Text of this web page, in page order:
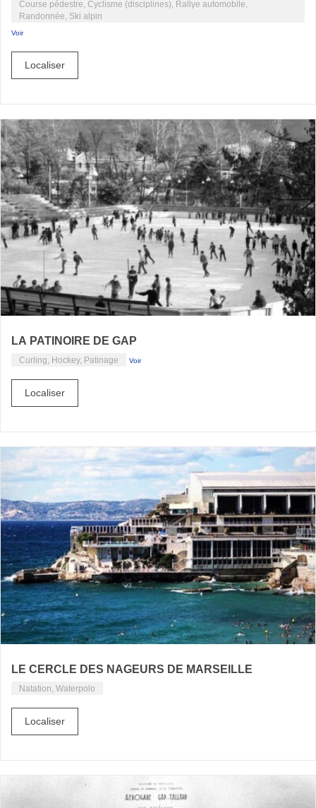
Course pédestre, Cyclisme (disciplines), Rallye automobile,
Randonnée, Ski alpin
Voir
Localiser
LA PATINOIRE DE GAP
Curling, Hockey, Patinage Voir
Localiser
LE CERCLE DES NAGEURS DE MARSEILLE
Natation, Waterpolo
Localiser